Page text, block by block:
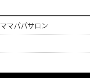
マパパサロン